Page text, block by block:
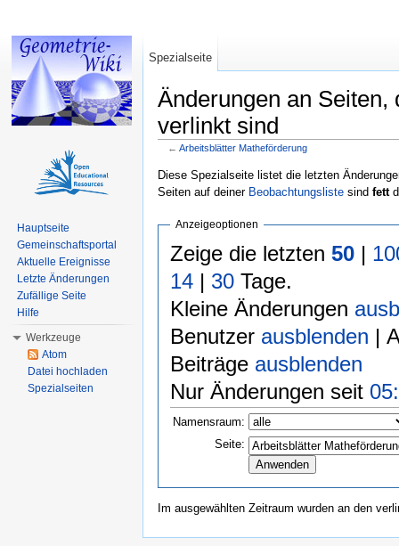
Änderungen an Seiten,
verlinkt sind
← Arbeitsblätter Matheförderung
Diese Spezialseite listet die letzten
Seiten auf deiner Beobachtungsliste sind fett
Anzeigeoptionen
Zeige die letzten 50|
14| 30Tage.
Kleine Änderungen
Benutzer ausblenden |
Beiträge ausblenden
Nur Änderungen seit
Namensraum:
Seite:
Im ausgewählten Zeitraum wurden an den
Spezialseite
Hauptseite
Gemeinschaftsportal
Aktuelle Ereignisse
Letzte Änderungen
Zufällige Seite
Hilfe
Werkzeuge
Atom
Datei hochladen
Spezialseiten